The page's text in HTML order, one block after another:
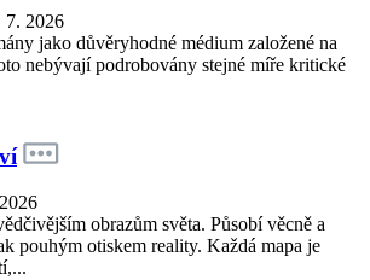
7. 2026
jako důvěryhodné médium založené na
nebývají podrobovány stejné míře kritické
obrazům světa. Působí věcně a
pouhým otiskem reality. Každá mapa je